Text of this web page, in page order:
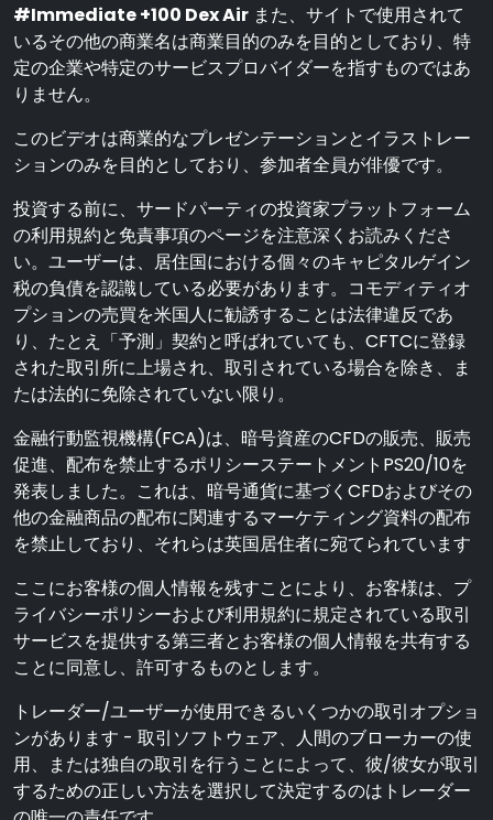
#Immediate +100 Dex Air また、サイトで使用されて
いるその他の商業名は商業目的のみを目的としており、特
定の企業や特定のサービスプロバイダーを指すものではあ
りません。
このビデオは商業的なプレゼンテーションとイラストレー
ションのみを目的としており、参加者全員が俳優です。
投資する前に、サードパーティの投資家プラットフォーム
の利用規約と免責事項のページを注意深くお読みくださ
い。ユーザーは、居住国における個々のキャピタルゲイン
税の負債を認識している必要があります。コモディティオ
プションの売買を米国人に勧誘することは法律違反であ
り、たとえ「予測」契約と呼ばれていても、CFTCに登録
された取引所に上場され、取引されている場合を除き、ま
たは法的に免除されていない限り。
金融行動監視機構(FCA)は、暗号資産のCFDの販売、販売
促進、配布を禁止するポリシーステートメントPS20/10を
発表しました。これは、暗号通貨に基づくCFDおよびその
他の金融商品の配布に関連するマーケティング資料の配布
を禁止しており、それらは英国居住者に宛てられています
ここにお客様の個人情報を残すことにより、お客様は、プ
ライバシーポリシーおよび利用規約に規定されている取引
サービスを提供する第三者とお客様の個人情報を共有する
ことに同意し、許可するものとします。
トレーダー/ユーザーが使用できるいくつかの取引オプショ
ンがあります - 取引ソフトウェア、人間のブローカーの使
用、または独自の取引を行うことによって、彼/彼女が取引
するための正しい方法を選択して決定するのはトレーダー